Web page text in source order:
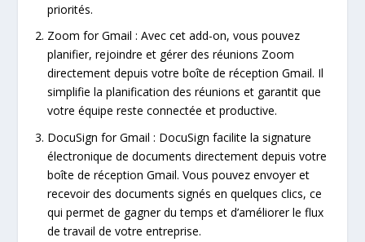
priorités.
Zoom for Gmail : Avec cet add-on, vous pouvez
planifier, rejoindre et gérer des réunions Zoom
directement depuis votre boîte de réception Gmail. Il
simplifie la planification des réunions et garantit que
votre équipe reste connectée et productive.
DocuSign for Gmail : DocuSign facilite la signature
électronique de documents directement depuis votre
boîte de réception Gmail. Vous pouvez envoyer et
recevoir des documents signés en quelques clics, ce
qui permet de gagner du temps et d’améliorer le flux
de travail de votre entreprise.